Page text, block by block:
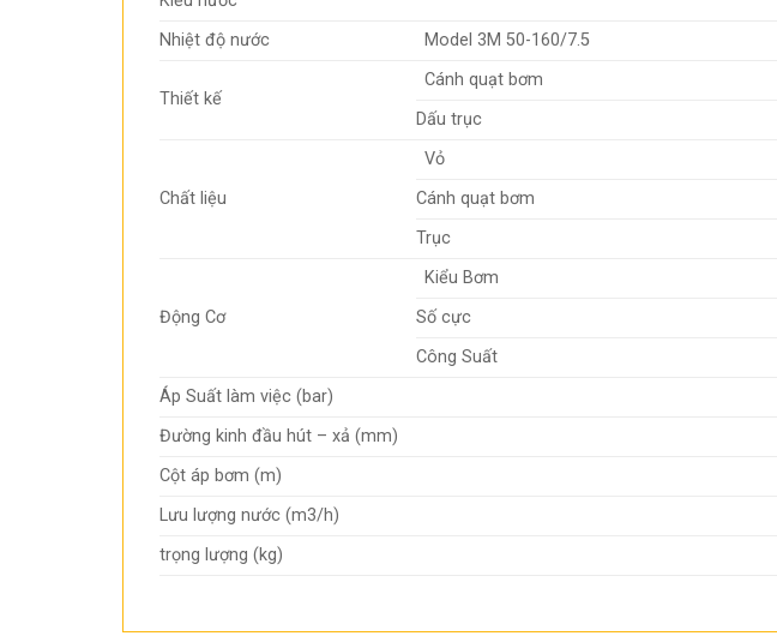
Nhiệt độ nước
Model 3M 50-160/7.5
Thiết kế
Cánh quạt bơm
Dấu trục
Chất liệu
Vỏ
Cánh quạt bơm
Trục
Động Cơ
Kiểu Bơm
Số cực
Công Suất
Áp Suất làm việc (bar)
Đường kinh đầu hút – xả (mm)
Cột áp bơm (m)
Lưu lượng nước (m3/h)
trọng lượng (kg)